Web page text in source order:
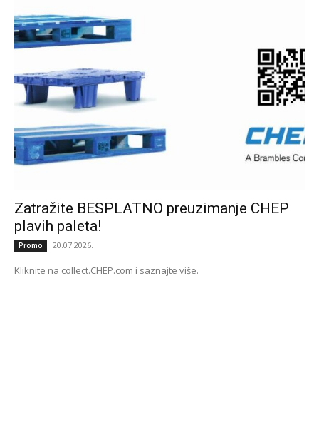
Zatražite BESPLATNO preuzimanje CHEP
plavih paleta!
Promo 20.07.2026.
Kliknite na collect.CHEP.com i saznajte više.